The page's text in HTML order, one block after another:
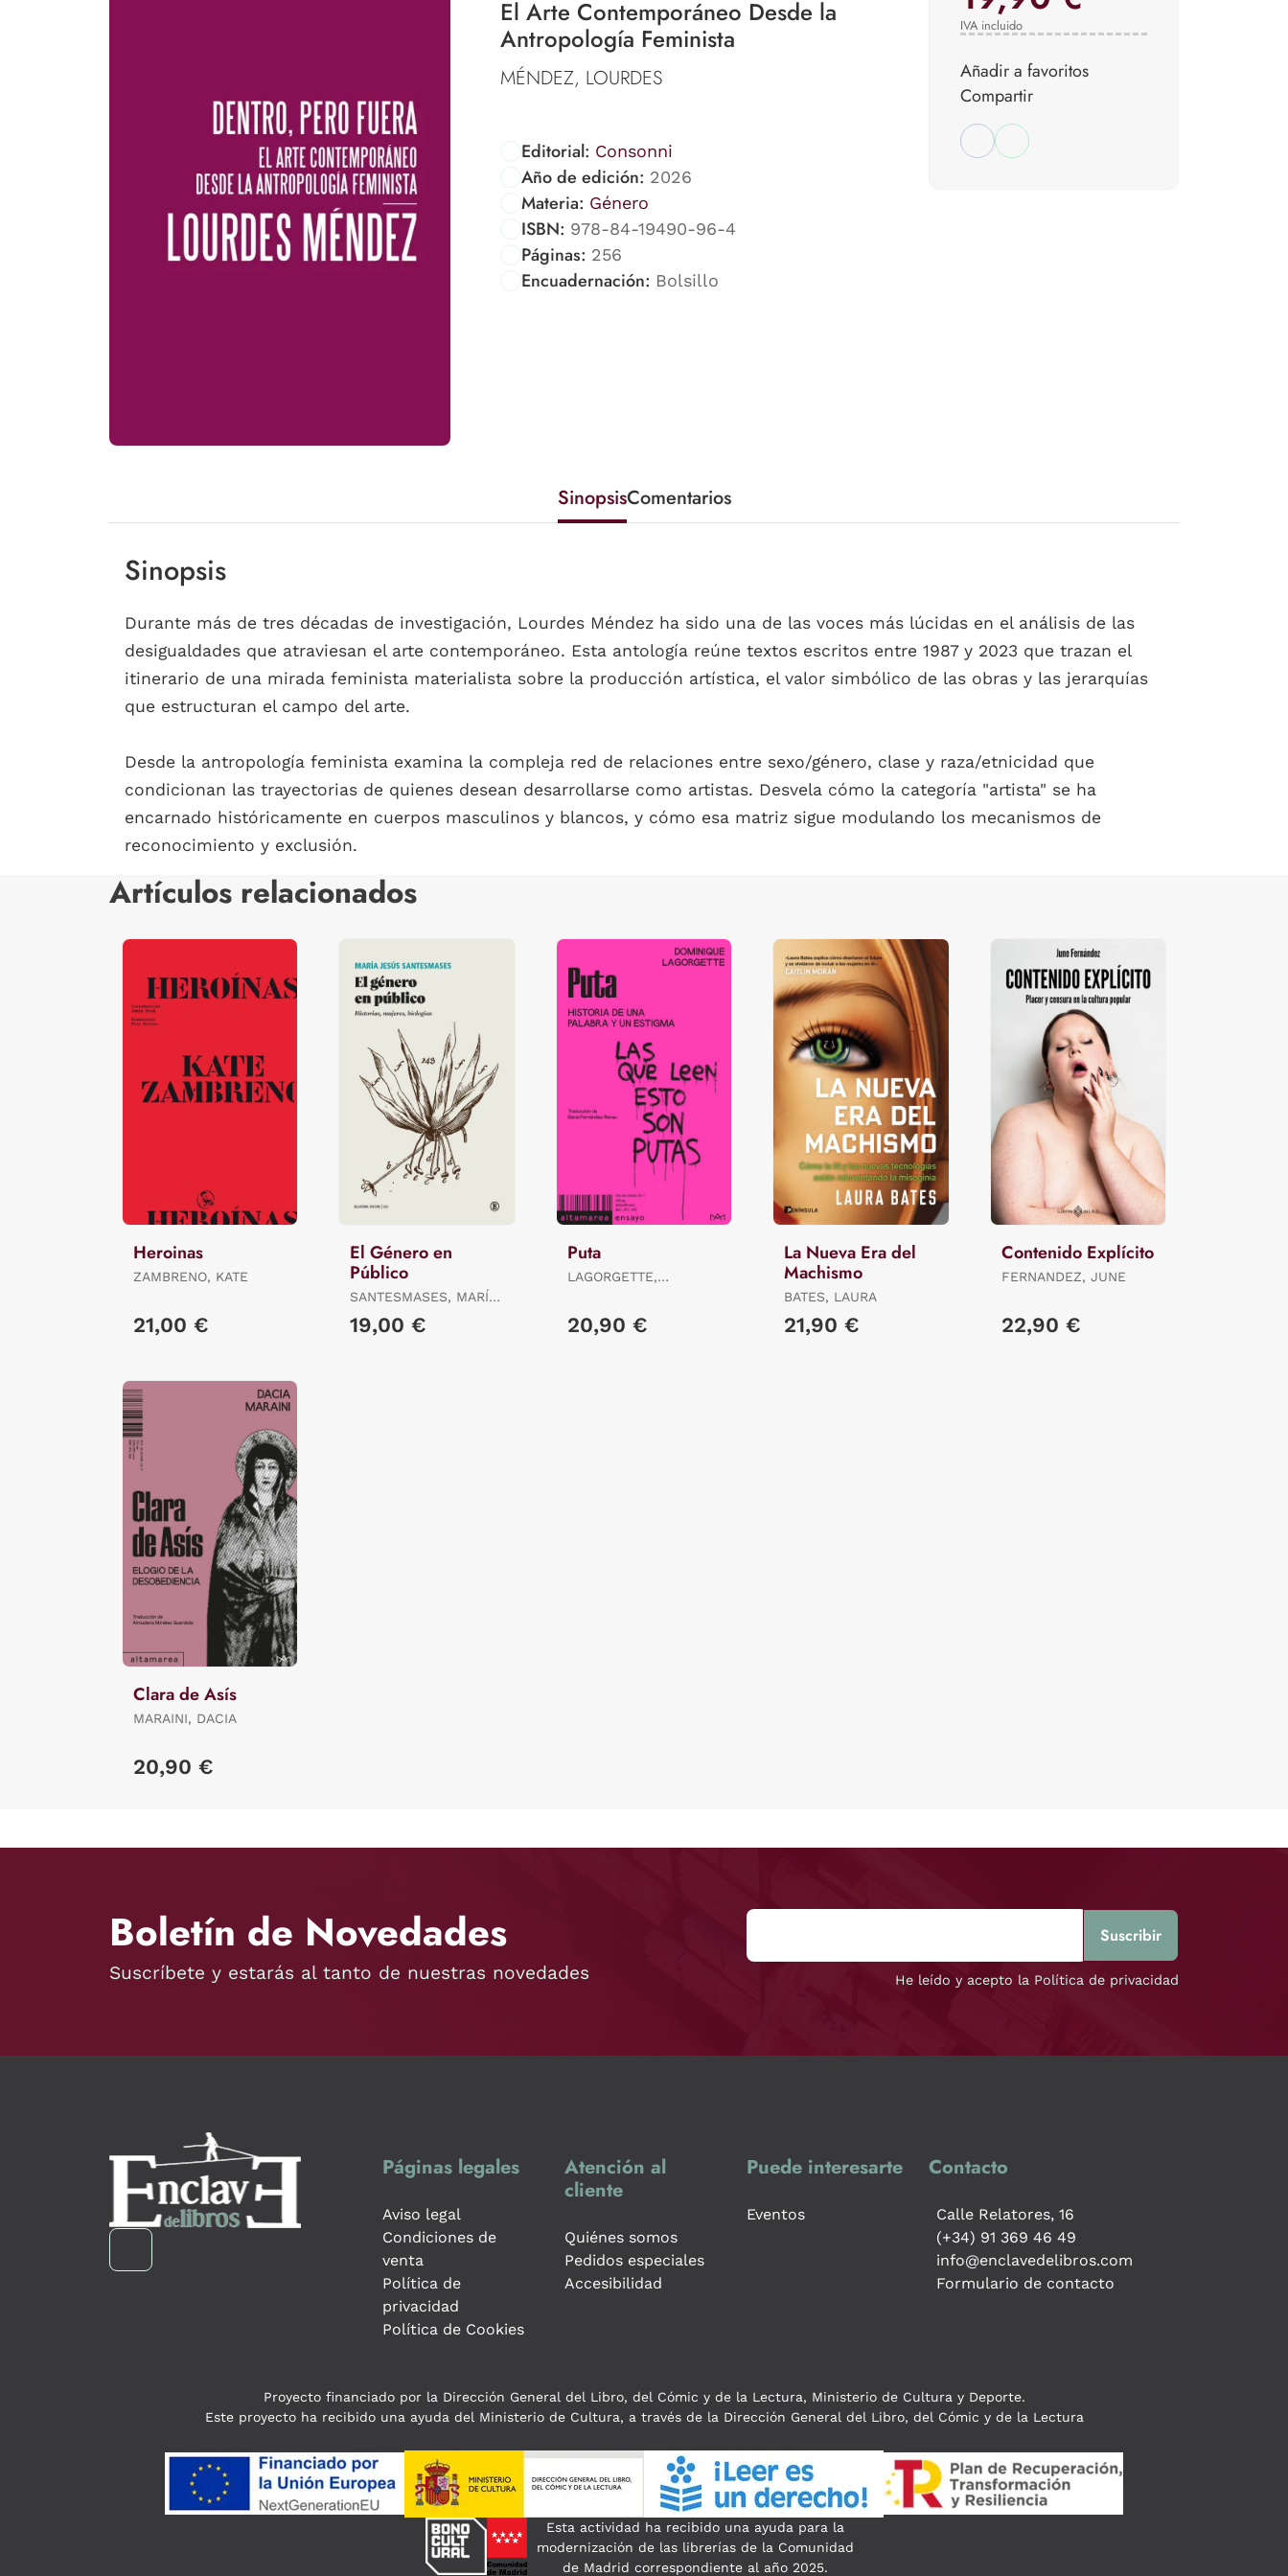
El Arte Contemporáneo Desde la
Antropología Feminista
MÉNDEZ, LOURDES
Editorial: Consonni
Año de edición: 2026
Materia: Género
ISBN: 978-84-19490-96-4
Páginas: 256
Encuadernación: Bolsillo
IVA incluido
Añadir a favoritos
Compartir
SinopsisComentarios
Sinopsis
Durante más de tres décadas de investigación, Lourdes Méndez ha sido una de las voces más lúcidas en el análisis de las
desigualdades que atraviesan el arte contemporáneo. Esta antología reúne textos escritos entre 1987 y 2023 que trazan el
itinerario de una mirada feminista materialista sobre la producción artística, el valor simbólico de las obras y las jerarquías
que estructuran el campo del arte.
Desde la antropología feminista examina la compleja red de relaciones entre sexo/género, clase y raza/etnicidad que
condicionan las trayectorias de quienes desean desarrollarse como artistas. Desvela cómo la categoría "artista" se ha
encarnado históricamente en cuerpos masculinos y blancos, y cómo esa matriz sigue modulando los mecanismos de
reconocimiento y exclusión.
Artículos relacionados
Heroinas
ZAMBRENO, KATE
21,00 €
El Género en
Público
SANTESMASES, MARÍA
19,00 €
Puta
LAGORGETTE,
20,90 €
La Nueva Era del
Machismo
BATES, LAURA
21,90 €
Contenido Explícito
FERNANDEZ, JUNE
22,90 €
Clara de Asís
MARAINI, DACIA
20,90 €
Boletín de Novedades
Suscríbete y estarás al tanto de nuestras novedades He leído y acepto la Política de privacidad
Páginas legales
Aviso legal
Condiciones de
venta
Política de
privacidad
Política de Cookies
Atención al
cliente
Quiénes somos
Pedidos especiales
Accesibilidad
Puede interesarte
Eventos
Contacto
Calle Relatores, 16
(+34) 91 369 46 49
info@enclavedelibros.com
Formulario de contacto
Proyecto financiado por la Dirección General del Libro, del Cómic y de la Lectura, Ministerio de Cultura y Deporte.
Este proyecto ha recibido una ayuda del Ministerio de Cultura, a través de la Dirección General del Libro, del Cómic y de la Lectura
Esta actividad ha recibido una ayuda para la
modernización de las librerías de la Comunidad
de Madrid correspondiente al año 2025.